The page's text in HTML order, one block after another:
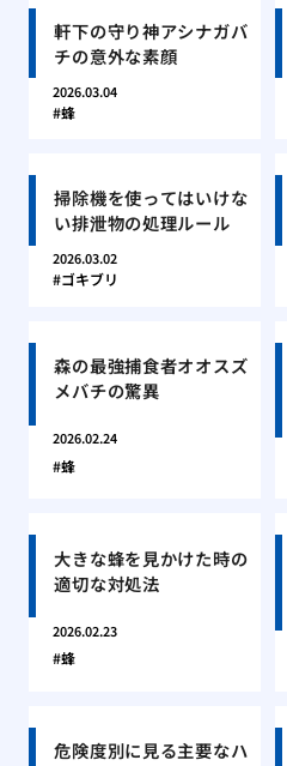
軒下の守り神アシナガバ
チの意外な素顔
2026.03.04
蜂
掃除機を使ってはいけな
い排泄物の処理ルール
2026.03.02
ゴキブリ
森の最強捕食者オオスズ
メバチの驚異
2026.02.24
蜂
大きな蜂を見かけた時の
適切な対処法
2026.02.23
蜂
危険度別に見る主要なハ